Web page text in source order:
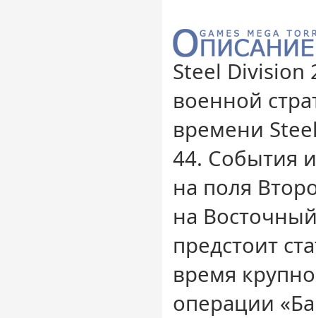
Steel Division
военной
времени
44. События
на поля
на
предстоит
время
операции